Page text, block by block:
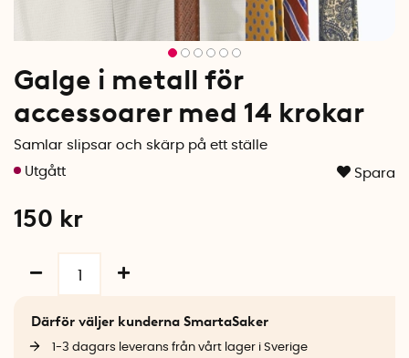
Galge i metall för
accessoarer med 14 krokar
Samlar slipsar och skärp på ett ställe
Spara
150 kr
Därför väljer kunderna SmartaSaker
1-3 dagars leverans från vårt lager i Sverige